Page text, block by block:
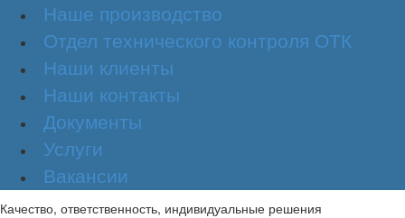
Наше производство
Отдел технического контроля ОТК
Наши клиенты
Наши контакты
Документы
Услуги
Вакансии
Качество, ответственность, индивидуальные решения